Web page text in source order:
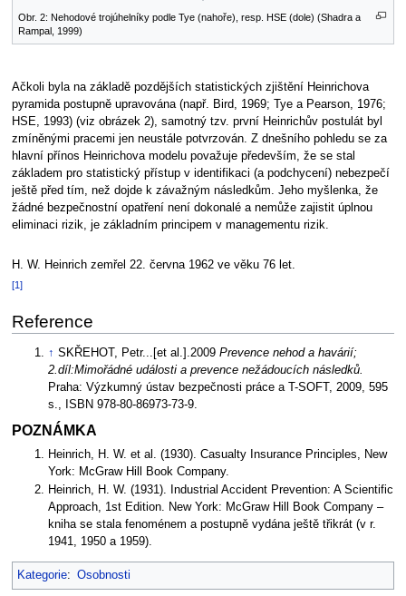
Obr. 2: Nehodové trojúhelníky podle Tye (nahoře), resp. HSE (dole) (Shadra a
Rampal, 1999)
Ačkoli byla na základě pozdějších statistických zjištění Heinrichova
pyramida postupně upravována (např. Bird, 1969; Tye a Pearson, 1976;
HSE, 1993) (viz obrázek 2), samotný tzv. první Heinrichův postulát byl
zmíněnými pracemi jen neustále potvrzován. Z dnešního pohledu se za
hlavní přínos Heinrichova modelu považuje především, že se stal
základem pro statistický přístup v identifikaci (a podchycení) nebezpečí
ještě před tím, než dojde k závažným následkům. Jeho myšlenka, že
žádné bezpečnostní opatření není dokonalé a nemůže zajistit úplnou
eliminaci rizik, je základním principem v managementu rizik.
H. W. Heinrich zemřel 22. června 1962 ve věku 76 let.
[1]
Reference
↑ SKŘEHOT, Petr...[et al.].2009Prevence nehod a havárií;
2.díl:Mimořádné události a prevence nežádoucích následků.
Praha: Výzkumný ústav bezpečnosti práce a T-SOFT, 2009, 595
s., ISBN 978-80-86973-73-9.
POZNÁMKA
Heinrich, H. W. et al. (1930). Casualty Insurance Principles, New
York: McGraw Hill Book Company.
Heinrich, H. W. (1931). Industrial Accident Prevention: A Scientific
Approach, 1st Edition. New York: McGraw Hill Book Company –
kniha se stala fenoménem a postupně vydána ještě třikrát (v r.
1941, 1950 a 1959).
Kategorie: Osobnosti